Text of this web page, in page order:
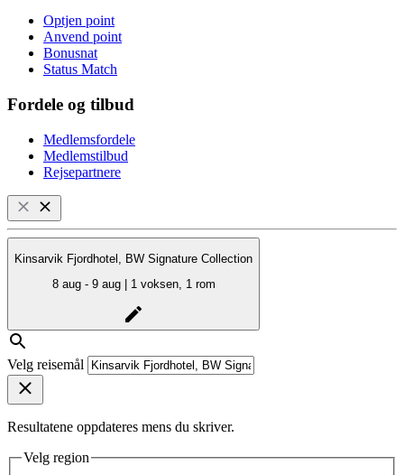
Optjen point
Anvend point
Bonusnat
Status Match
Fordele og tilbud
Medlemsfordele
Medlemstilbud
Rejsepartnere
Kinsarvik Fjordhotel, BW Signature Collection
8 aug - 9 aug | 1 voksen, 1 rom
Velg reisemål
Resultatene oppdateres mens du skriver.
Velg region